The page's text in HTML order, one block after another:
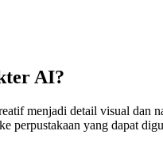
AI?
menjadi detail visual dan
perpustakaan yang dapat